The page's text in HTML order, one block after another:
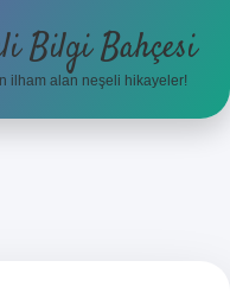
Bilgi Bahçesi
ilham alan neşeli hikayeler!